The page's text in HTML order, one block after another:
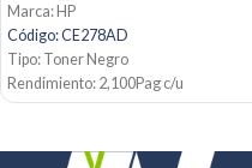
Marca: HP
Código: CE278AD
Tipo: Toner Negro
Rendimiento: 2,100Pag c/u
Condición: Nuevo
Contáctanos: